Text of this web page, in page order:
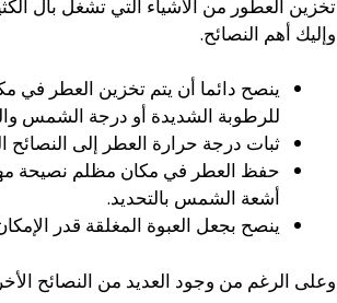
تخزين العطور من الأشياء التي تشغل بال
وإليك أهم النصائح.
ينصح دائما أن يتم تخزين العطر
للرطوبة الشديدة أو درجة الشمس
ثبات درجة حرارة العطر إلى النصائح
حفظ العطر في مكان مظلم نصيحة
أشعة الشمس بالتحديد.
ينصح بجعل العبوة المغلقة قدر
وعلى الرغم من وجود العديد من النصائح